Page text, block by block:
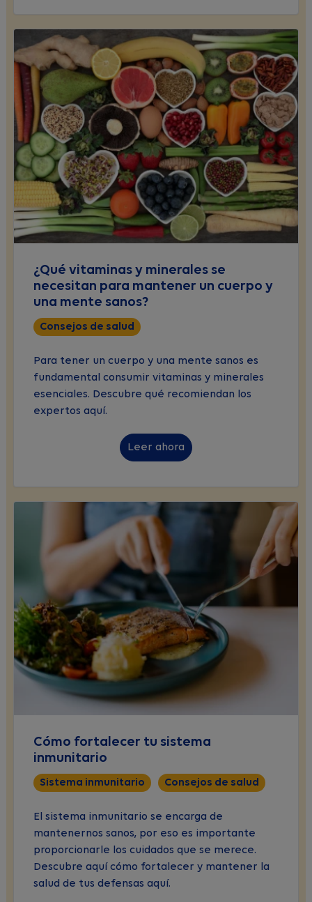
¿Qué vitaminas y minerales se
necesitan para mantener un cuerpo y
una mente sanos?
Consejos de salud
Para tener un cuerpo y una mente sanos es
fundamental consumir vitaminas y minerales
esenciales. Descubre qué recomiendan los
expertos aquí.
Leer ahora
Cómo fortalecer tu sistema
inmunitario
Sistema inmunitario Consejos de salud
El sistema inmunitario se encarga de
mantenernos sanos, por eso es importante
proporcionarle los cuidados que se merece.
Descubre aquí cómo fortalecer y mantener la
salud de tus defensas aquí.